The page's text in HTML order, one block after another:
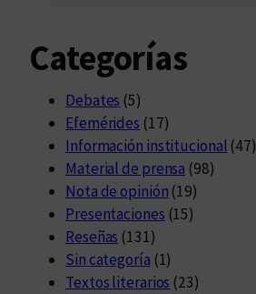
Categorías
Debates (5)
Efemérides (17)
Información institucional (47)
Material de prensa (98)
Nota de opinión (19)
Presentaciones (15)
Reseñas (131)
Sin categoría (1)
Textos literarios (23)